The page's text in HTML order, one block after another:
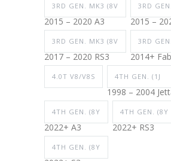
3RD GEN. MK3 (8V
2015 – 2020 A3
3RD
2015 –
3RD GEN. MK3 (8V
2017 – 2020 RS3
3RD
2014+
4.0T V8/V8S 4TH GEN. (1J
1998 – 2004
4TH GEN. (8Y
2022+ A3
4TH GEN. (8Y
2022+ RS3
4TH GEN. (8Y